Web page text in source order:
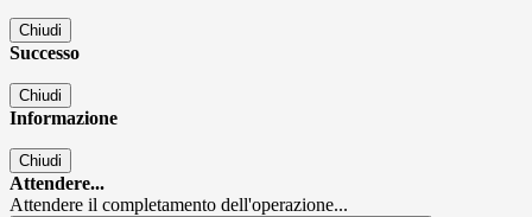
Chiudi
Successo
Chiudi
Informazione
Chiudi
Attendere...
Attendere il completamento dell'operazione...